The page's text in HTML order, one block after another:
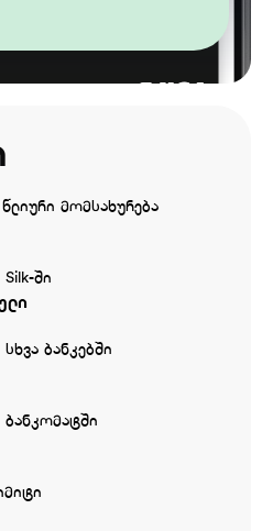
მომსახურება
ში
ბანკებში
ბანკომატში